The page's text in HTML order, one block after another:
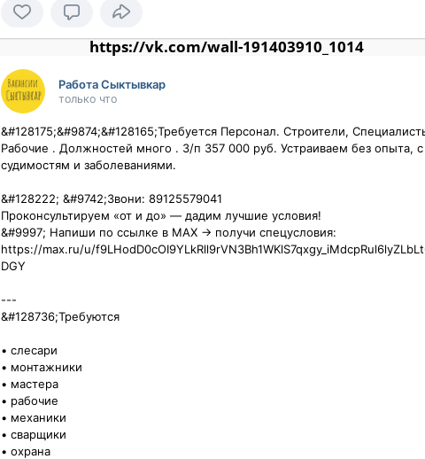
https://vk.com/wall-191403910_1014
Работа Сыктывкар
только что
&#128175;&#9874;️&#128165;Требуется Персонал. Строители,
Рабочие . Должностей много . З/п 357 000 руб. Устраиваем без опыта, с
судимостям и заболеваниями.
&#128222; &#9742;️Звони: 89125579041
Проконсультируем «от и до» — дадим лучшие условия!
&#9997;️ Напиши по ссылке в MAX → получи спецусловия:
https://max.ru/u/
DGY
---
&#128736;️Требуются
• слесари
• монтажники
• мастера
• рабочие
• механики
• сварщики
• охрана